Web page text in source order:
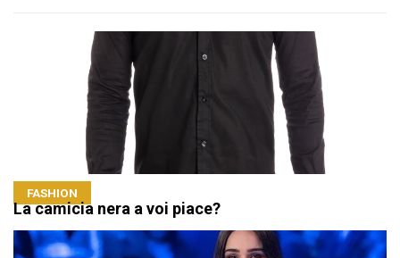
FASHION
La camicia nera a voi piace?